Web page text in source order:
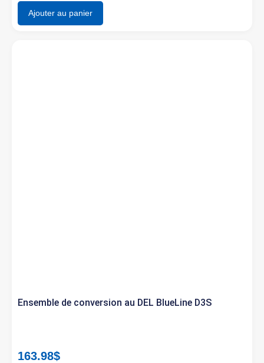
Ajouter au panier
Ensemble de conversion au DEL BlueLine D3S
163.98$